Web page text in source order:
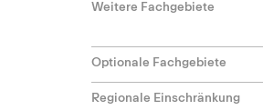
Weitere Fachgebiete
Optionale Fachgebiete
Regionale Einschränkung